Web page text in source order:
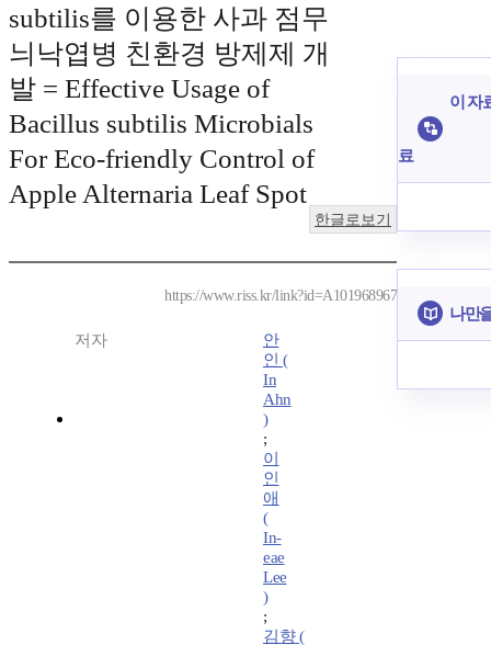
subtilis를 이용한 사과 점무
늬낙엽병 친환경 방제제 개
발 = Effective Usage of
Bacillus subtilis Microbials
For Eco-friendly Control of
Apple Alternaria Leaf Spot
한글로보기
https://www.riss.kr/link?id=A101968967
저자
안
인 (
In
Ahn
)
;
이
인
애
(
In-
eae
Lee
)
;
김향 (
이 자
료
나만